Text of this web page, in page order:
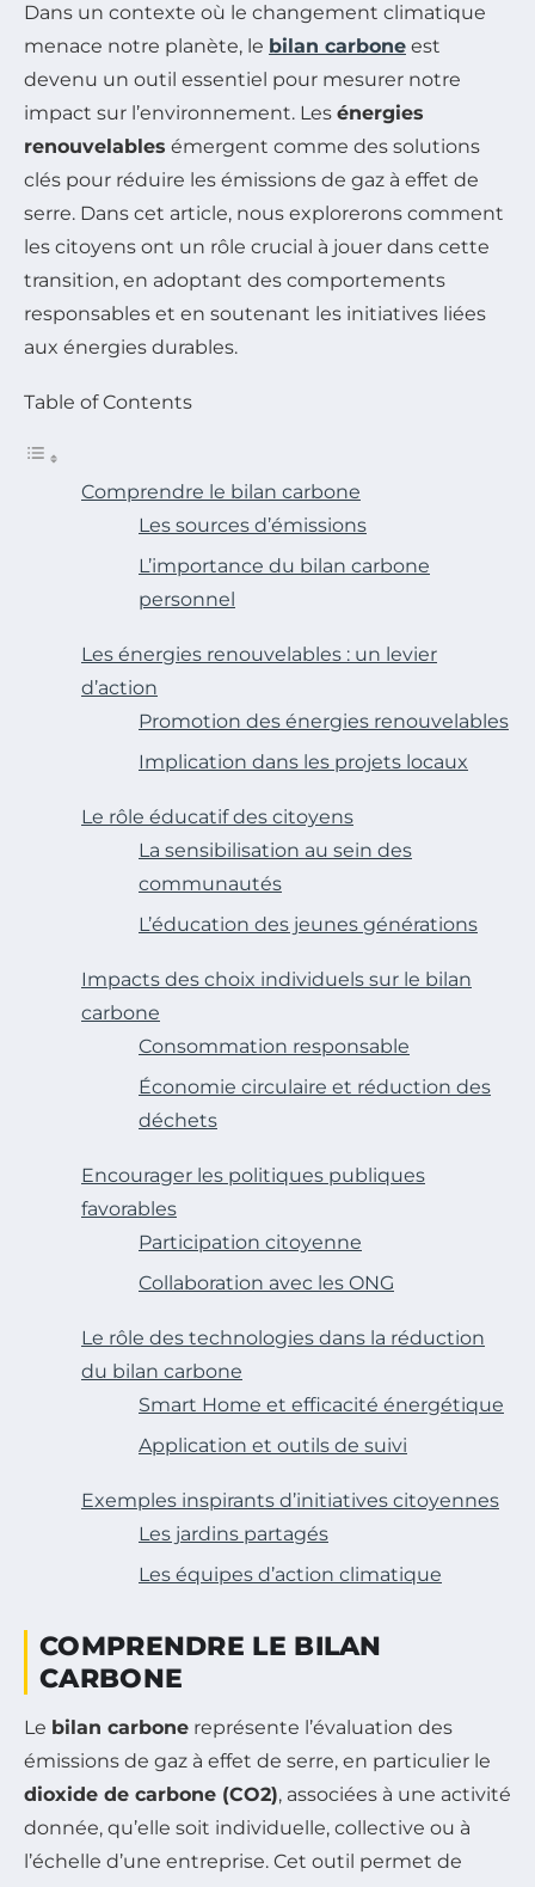
Dans un contexte où le changement climatique
menace notre planète, le bilan carbone est
devenu un outil essentiel pour mesurer notre
impact sur l’environnement. Les énergies
renouvelables émergent comme des solutions
clés pour réduire les émissions de gaz à effet de
serre. Dans cet article, nous explorerons comment
les citoyens ont un rôle crucial à jouer dans cette
transition, en adoptant des comportements
responsables et en soutenant les initiatives liées
aux énergies durables.
Table of Contents
Comprendre le bilan carbone
Les sources d’émissions
L’importance du bilan carbone
personnel
Les énergies renouvelables : un levier
d’action
Promotion des énergies renouvelables
Implication dans les projets locaux
Le rôle éducatif des citoyens
La sensibilisation au sein des
communautés
L’éducation des jeunes générations
Impacts des choix individuels sur le bilan
carbone
Consommation responsable
Économie circulaire et réduction des
déchets
Encourager les politiques publiques
favorables
Participation citoyenne
Collaboration avec les ONG
Le rôle des technologies dans la réduction
du bilan carbone
Smart Home et efficacité énergétique
Application et outils de suivi
Exemples inspirants d’initiatives citoyennes
Les jardins partagés
Les équipes d’action climatique
COMPRENDRE LE BILAN
CARBONE
Le bilan carbone représente l’évaluation des
émissions de gaz à effet de serre, en particulier le
dioxide de carbone (CO2), associées à une activité
donnée, qu’elle soit individuelle, collective ou à
l’échelle d’une entreprise. Cet outil permet de